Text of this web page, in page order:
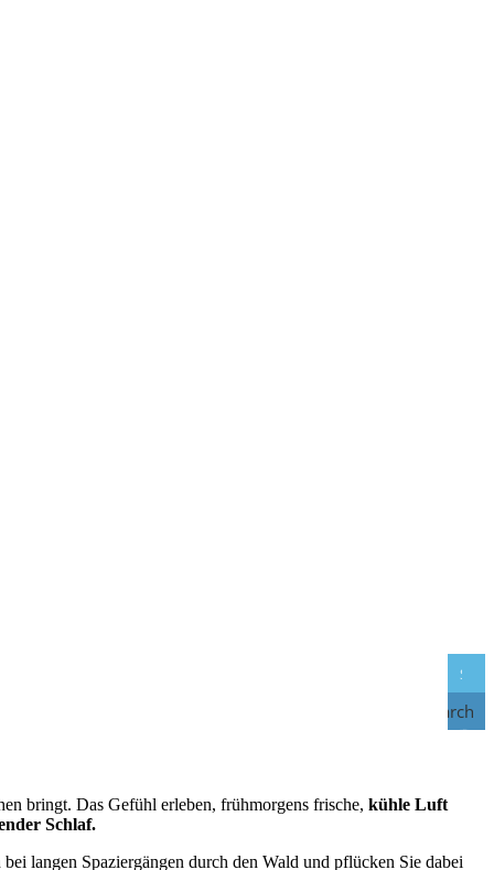
Search
bringt. Das Gefühl erleben, frühmorgens frische, kühle Luft
Schlaf.
langen Spaziergängen durch den Wald und pflücken Sie dabei